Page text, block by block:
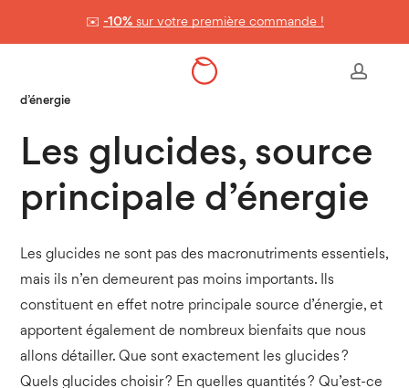
✉️ -10%sur votre première commande !
Panier
La nutrition en 7 leçons >Les glucides, source principale
d’énergie
Les glucides, source
principale d’énergie
Les glucides ne sont pas des macronutriments essentiels,
mais ils n’en demeurent pas moins importants. Ils
constituent en effet notre principale source d’énergie, et
apportent également de nombreux bienfaits que nous
allons détailler. Que sont exactement les glucides ?
Quels glucides choisir ? En quelles quantités ? Qu’est-ce